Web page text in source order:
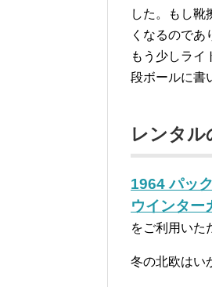
した。もし靴
くなるのであ
もう少しライ
段ボールに書
レンタル
1964 パッ
ウインター
をご利用いた
冬の北欧はい